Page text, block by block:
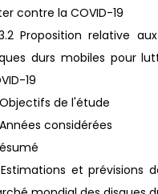
contre la COVID-19
Proposition relative
durs mobiles pour
19
Objectifs de l'étude
Années considérées
Estimations et prévisions